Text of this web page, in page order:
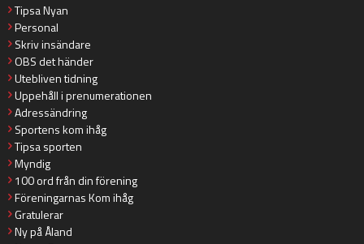
Tipsa Nyan
Personal
Skriv insändare
OBS det händer
Utebliven tidning
Uppehåll i prenumerationen
Adressändring
Sportens kom ihåg
Tipsa sporten
Myndig
100 ord från din förening
Föreningarnas Kom ihåg
Gratulerar
Ny på Åland